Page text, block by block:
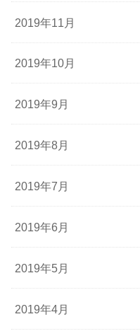
2019年11月
2019年10月
2019年9月
2019年8月
2019年7月
2019年6月
2019年5月
2019年4月